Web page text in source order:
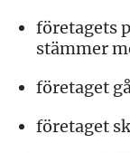
företagets
stämmer
företaget
företaget